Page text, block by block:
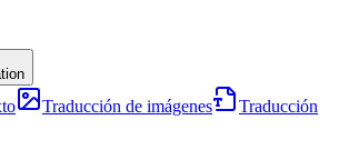
Traducción de imágenes
Traducción